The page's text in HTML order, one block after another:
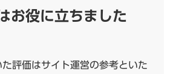
お役に立ちました
評価はサイト運営の参考といた